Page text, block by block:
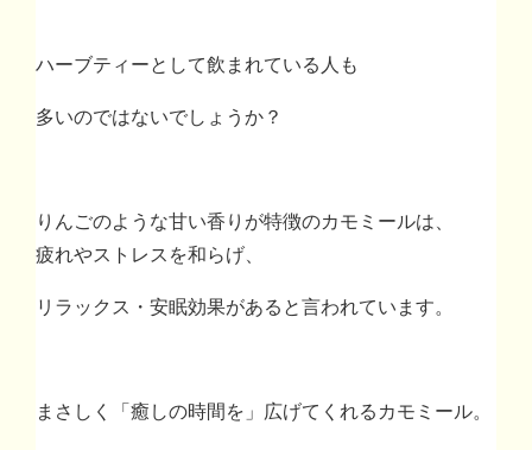
ハーブティーとして飲まれている人も
多いのではないでしょうか？
りんごのような甘い香りが特徴のカモミールは、
疲れやストレスを和らげ、
リラックス・安眠効果があると言われています。
まさしく「癒しの時間を」広げてくれるカモミール。